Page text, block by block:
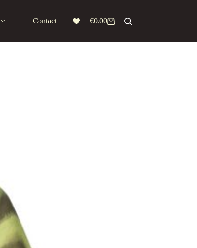
Contact Winkelwagen
€0.00